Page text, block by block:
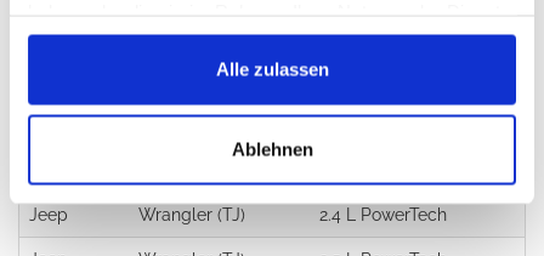
gesammelt haben.
Alle zulassen
Ablehnen
Verwendung:
Jeep Wrangler (TJ) 2.4 L PowerTech